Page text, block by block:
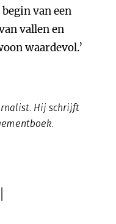
van een
vallen en
waardevol.’
Hij schrijft